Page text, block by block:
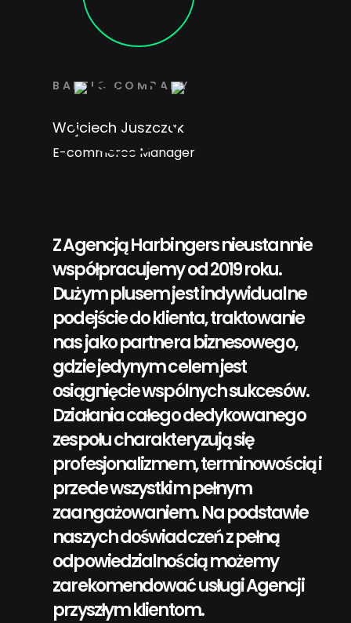
BALTIC COMPANY
Wojciech Juszczak
E-commerce Manager
Z Agencją Harbingers nieustannie
współpracujemy od 2019 roku.
Dużym plusem jest indywidualne
podejście do klienta, traktowanie
nas jako partnera biznesowego,
gdzie jedynym celem jest
osiągnięcie wspólnych sukcesów.
Działania całego dedykowanego
zespołu charakteryzują się
profesjonalizmem, terminowością i
przede wszystkim pełnym
zaangażowaniem. Na podstawie
naszych doświadczeń z pełną
odpowiedzialnością możemy
zarekomendować usługi Agencji
przyszłym klientom.